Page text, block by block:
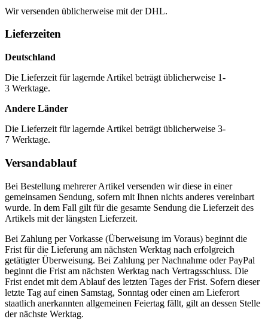
Wir versenden üblicherweise mit der DHL.
Lieferzeiten
Deutschland
Die Lieferzeit für lagernde Artikel beträgt üblicherweise 1-
3 Werktage.
Andere Länder
Die Lieferzeit für lagernde Artikel beträgt üblicherweise 3-
7 Werktage.
Versandablauf
Bei Bestellung mehrerer Artikel versenden wir diese in einer
gemeinsamen Sendung, sofern mit Ihnen nichts anderes vereinbart
wurde. In dem Fall gilt für die gesamte Sendung die Lieferzeit des
Artikels mit der längsten Lieferzeit.
Bei Zahlung per Vorkasse (Überweisung im Voraus) beginnt die
Frist für die Lieferung am nächsten Werktag nach erfolgreich
getätigter Überweisung. Bei Zahlung per Nachnahme oder PayPal
beginnt die Frist am nächsten Werktag nach Vertragsschluss. Die
Frist endet mit dem Ablauf des letzten Tages der Frist. Sofern dieser
letzte Tag auf einen Samstag, Sonntag oder einen am Lieferort
staatlich anerkannten allgemeinen Feiertag fällt, gilt an dessen Stelle
der nächste Werktag.